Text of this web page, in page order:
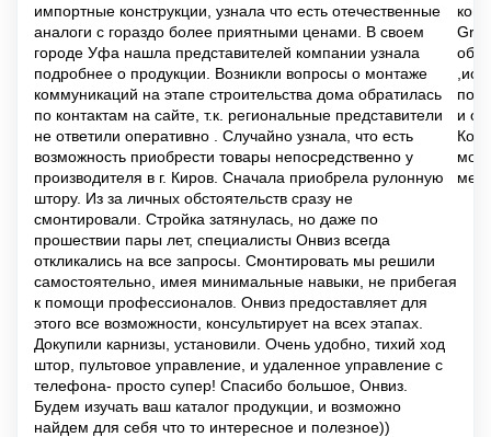
импортные конструкции, узнала что есть отечественные
аналоги с гораздо более приятными ценами. В своем
городе Уфа нашла представителей компании узнала
подробнее о продукции. Возникли вопросы о монтаже
коммуникаций на этапе строительства дома обратилась
по контактам на сайте, т.к. региональные представители
не ответили оперативно . Случайно узнала, что есть
возможность приобрести товары непосредственно у
производителя в г. Киров. Сначала приобрела рулонную
штору. Из за личных обстоятельств сразу не
смонтировали. Стройка затянулась, но даже по
прошествии пары лет, специалисты Онвиз всегда
откликались на все запросы. Смонтировать мы решили
самостоятельно, имея минимальные навыки, не прибегая
к помощи профессионалов. Онвиз предоставляет для
этого все возможности, консультирует на всех этапах.
Докупили карнизы, установили. Очень удобно, тихий ход
штор, пультовое управление, и удаленное управление с
телефона- просто супер! Спасибо большое, Онвиз.
Будем изучать ваш каталог продукции, и возможно
найдем для себя что то интересное и полезное))
и